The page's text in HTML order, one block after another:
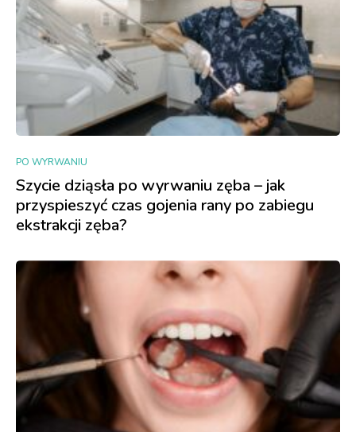
PO WYRWANIU
Szycie dziąsła po wyrwaniu zęba – jak
przyspieszyć czas gojenia rany po zabiegu
ekstrakcji zęba?